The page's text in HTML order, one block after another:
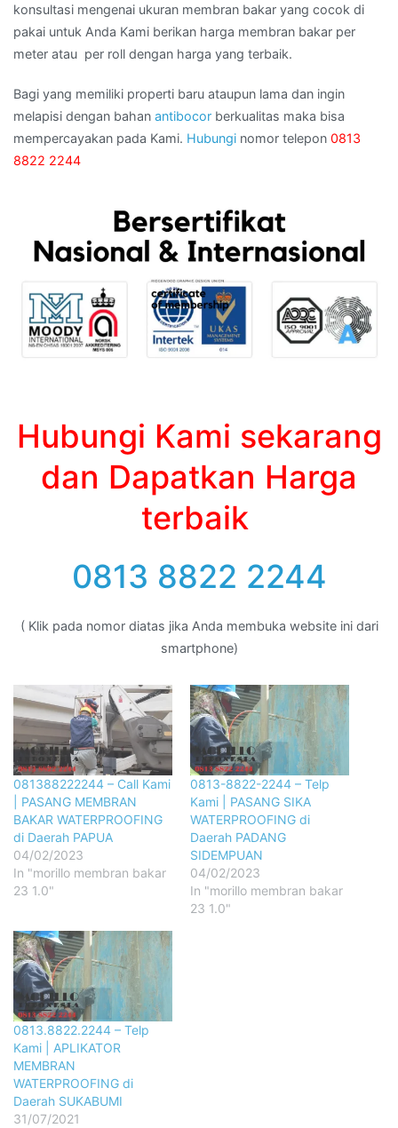
konsultasi mengenai ukuran membran bakar yang cocok di
pakai untuk Anda Kami berikan harga membran bakar per
meter atau per roll dengan harga yang terbaik.
Bagi yang memiliki properti baru ataupun lama dan ingin
melapisi dengan bahan antibocor berkualitas maka bisa
mempercayakan pada Kami. Hubungi nomor telepon 0813
8822 2244
Hubungi Kami sekarang
dan Dapatkan Harga
terbaik
0813 8822 2244
( Klik pada nomor diatas jika Anda membuka website ini dari
smartphone)
081388222244 – Call Kami
| PASANG MEMBRAN
BAKAR WATERPROOFING
di Daerah PAPUA
04/02/2023
In "morillo membran bakar
23 1.0"
0813-8822-2244 – Telp
Kami | PASANG SIKA
WATERPROOFING di
Daerah PADANG
SIDEMPUAN
04/02/2023
In "morillo membran bakar
23 1.0"
0813.8822.2244 – Telp
Kami | APLIKATOR
MEMBRAN
WATERPROOFING di
Daerah SUKABUMI
31/07/2021